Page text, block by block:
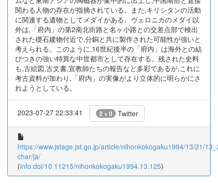
関わる人物の存在が指摘されている。また,キリシタンの活動
に関連する遺物としてメダイがある。ヴェロニカのメダイ以
外は,「府内」の第2南北街路と名ヶ小路との交差点部で検出
された礎石建物付近で,分銅と共に製作された可能性が強いと
考えられる。このように,16世紀後半の「府内」は海外との結
びつきの強い特異な中世都市として存在する。残された史料
も,古絵図,古文書,宣教師たちの報告など多彩であるが,これに
考古資料が加わり,「府内」の実像がより立体的に明らかにさ
れようとしている。
2023-07-27 22:33:41 2 + 0 Twitter
https://www.jstage.jst.go.jp/article/nihonkokogaku1994/13/21/
char/ja/
(info:doi/10.11215/nihonkokogaku1994.13.125)